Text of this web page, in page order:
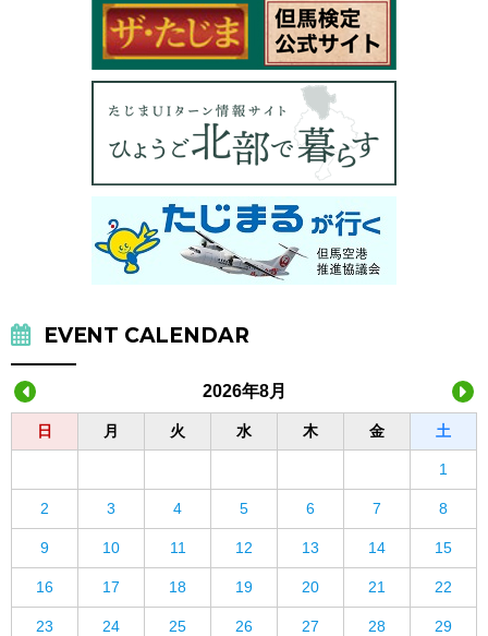
EVENT CALENDAR
2026年8月
日 月 火 水 木 金 土
1
2 3 4 5 6 7 8
9 10 11 12 13 14 15
16 17 18 19 20 21 22
23 24 25 26 27 28 29